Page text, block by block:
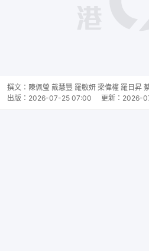
撰文： 陳佩瑩 戴慧豐 羅敏妍 梁偉權 羅日昇
出版： 2026-07-25 07:00 更新： 2026-